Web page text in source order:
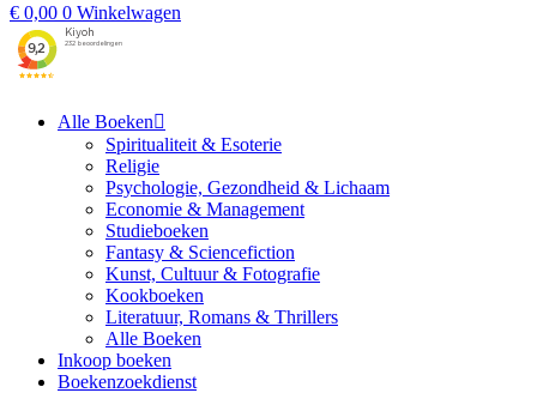
€ 0,00 0 Winkelwagen
Alle Boeken
Spiritualiteit & Esoterie
Religie
Psychologie, Gezondheid & Lichaam
Economie & Management
Studieboeken
Fantasy & Sciencefiction
Kunst, Cultuur & Fotografie
Kookboeken
Literatuur, Romans & Thrillers
Alle Boeken
Inkoop boeken
Boekenzoekdienst